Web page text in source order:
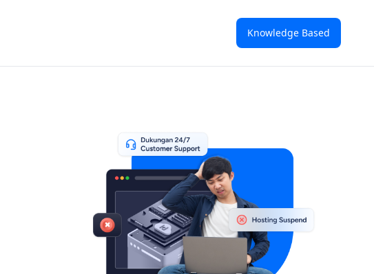
Knowledge Based